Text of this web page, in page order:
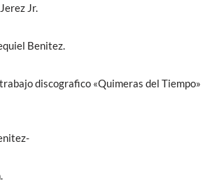
Jr.
Benitez.
discografico «Quimeras del Tiempo»